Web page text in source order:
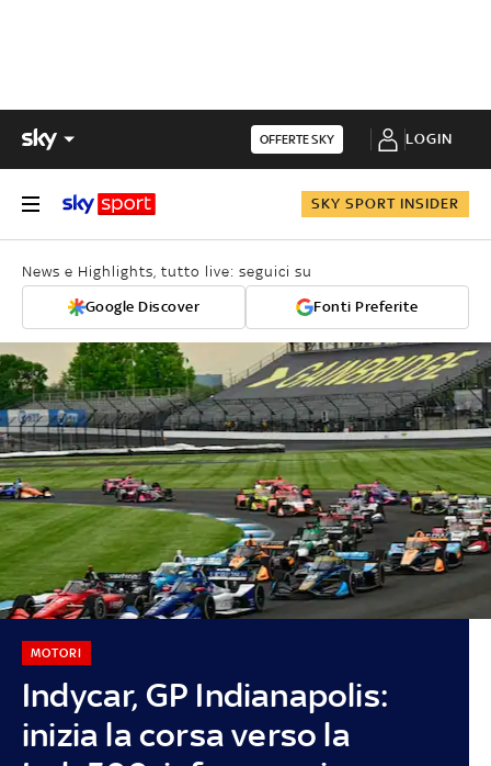
OFFERTE SKY LOGIN
SKY SPORT INSIDER
News e Highlights, tutto live: seguici su
Google Discover Fonti Preferite
Indycar, GP Indianapolis:
inizia la corsa verso la
MOTORI